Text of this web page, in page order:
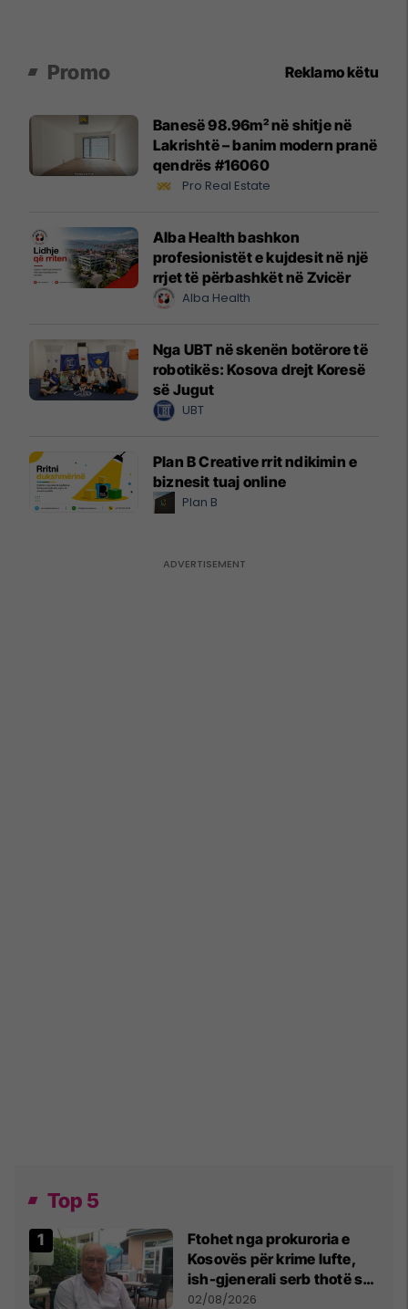
Promo Reklamo këtu
Banesë 98.96m² në shitje në
Lakrishtë – banim modern pranë
qendrës #16060
Pro Real Estate
Alba Health bashkon
profesionistët e kujdesit në një
rrjet të përbashkët në Zvicër
Alba Health
Nga UBT në skenën botërore të
robotikës: Kosova drejt Koresë
së Jugut
UBT
Plan B Creative rrit ndikimin e
biznesit tuaj online
Plan B
Top 5
Ftohet nga prokuroria e
Kosovës për krime lufte,
ish-gjenerali serb thotë se
dikush e tradhtoi në
02/08/2026